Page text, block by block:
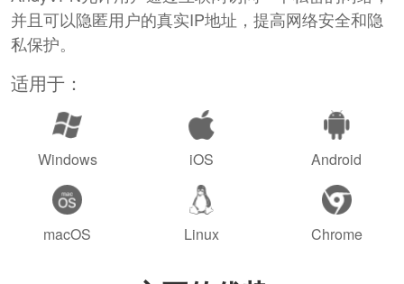
并且可以隐匿用户的真实IP地址，提高网络安全和隐
私保护。
适用于：
Windows iOS Android
macOS Linux Chrome